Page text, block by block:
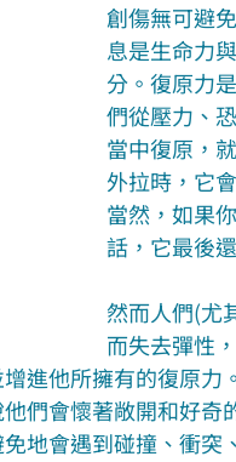
創傷無可避
息是生命力
分。復原力
們從壓力、
當中復原，
外拉時，它
當然，如果
話，它最後
然而人們(尤
而失去彈性
進他所擁有的復原力
們會懷著敞開和好奇
地會遇到碰撞、衝突